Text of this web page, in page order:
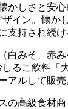
かしさと安
イン。懐か
支持され続
みそ、赤
るこ飲料「
アルして販
高級食材商